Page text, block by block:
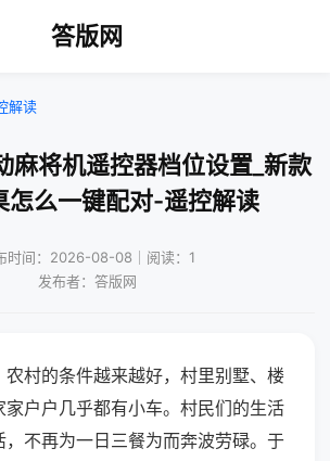
答版网
解读
麻将机遥控器档位设置_新款
怎么一键配对-遥控解读
时间：2026-08-08｜阅读：1
发布者：答版网
村的条件越来越好，村里别墅、楼
家户户几乎都有小车。村民们的生活
，不再为一日三餐为而奔波劳碌。于